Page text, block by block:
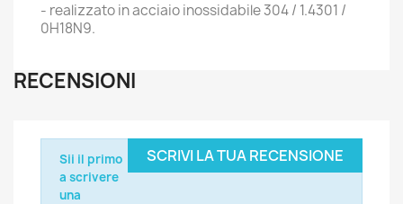
- realizzato in acciaio inossidabile 304 / 1.4301 /
0H18N9.
RECENSIONI
SCRIVI LA TUA RECENSIONE
Sii il primo
a scrivere
una